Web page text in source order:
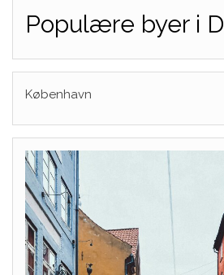
Populære byer i
København